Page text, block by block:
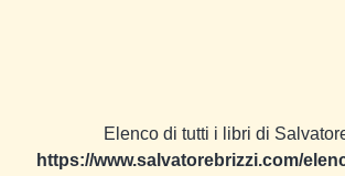
Elenco di tutti i libri di
https://www.salvatorebrizzi.com/